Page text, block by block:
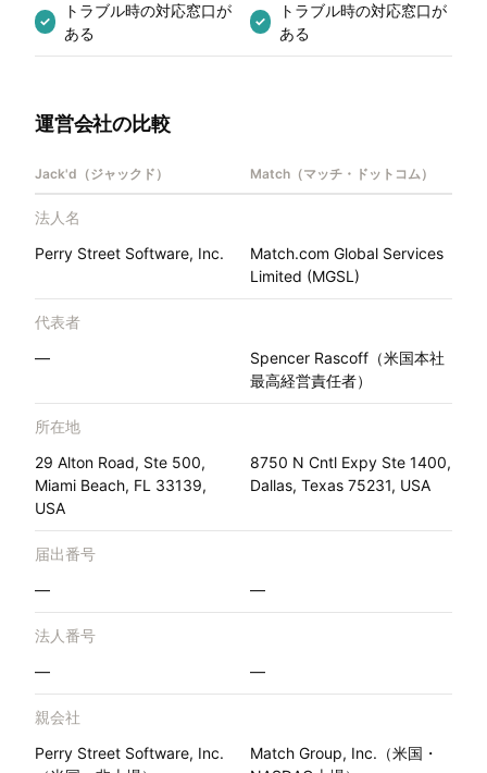
✓
トラブル時の対応窓口が
ある
✓
トラブル時の対応窓口が
ある
運営会社の比較
Jack'd（ジャックド） Match（マッチ・ドットコム）
法人名
Perry Street Software, Inc.
Match.com Global Services
Limited (MGSL)
代表者
—
Spencer Rascoff（米国本社
最高経営責任者）
所在地
29 Alton Road, Ste 500,
Miami Beach, FL 33139,
USA
8750 N Cntl Expy Ste 1400,
Dallas, Texas 75231, USA
届出番号
—
—
法人番号
—
—
親会社
Perry Street Software, Inc.
Match Group, Inc.（米国・